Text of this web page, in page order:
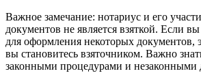
Важное замечание: нотариус и его
документов не является взяткой. Если
для оформления некоторых документов,
вы становитесь взяточником. Важно
законными процедурами и незаконными